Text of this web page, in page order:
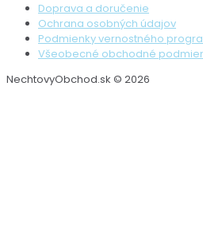
Doprava a doručenie
Ochrana osobných údajov
Podmienky vernostného
Všeobecné obchodné
NechtovyObchod.sk © 2026